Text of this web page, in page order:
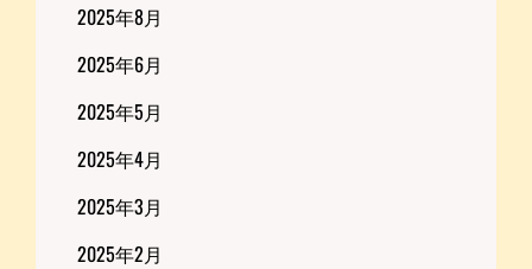
2025年8月
2025年6月
2025年5月
2025年4月
2025年3月
2025年2月